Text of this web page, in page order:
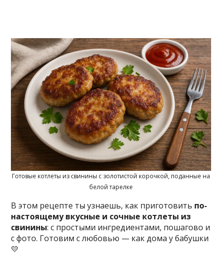
Готовые котлеты из свинины с золотистой корочкой, поданные на
белой тарелке
В этом рецепте ты узнаешь, как приготовить по-
настоящему вкусные и сочные котлеты из
свинины: с простыми ингредиентами, пошагово и
с фото. Готовим с любовью — как дома у бабушки
💛